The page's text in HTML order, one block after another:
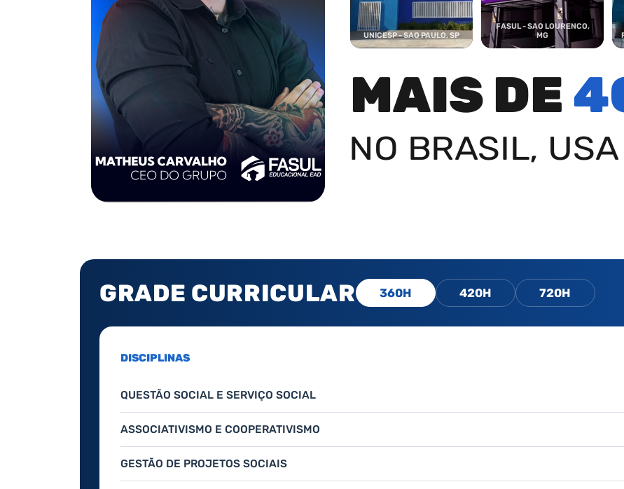
UNICESP - SAO PAULO, SP
FASUL - SAO LOURENCO,
MG
MAIS DE
NO BRASIL,
GRADE CURRICULAR 360H 420H 720H
DISCIPLINAS
QUESTÃO SOCIAL E SERVIÇO SOCIAL
ASSOCIATIVISMO E COOPERATIVISMO
GESTÃO DE PROJETOS SOCIAIS